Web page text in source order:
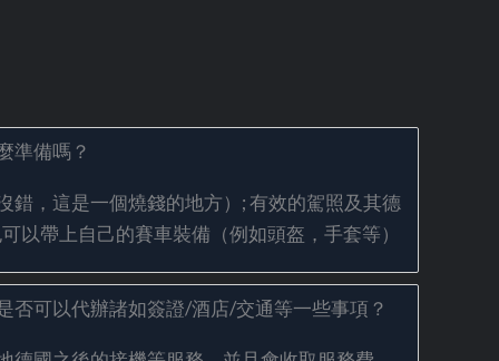
準備嗎？
錯，這是一個燒錢的地方）; 有效的駕照及其德
以帶上自己的賽車裝備（例如頭盔，手套等）
否可以代辦諸如簽證/酒店/交通等一些事項？